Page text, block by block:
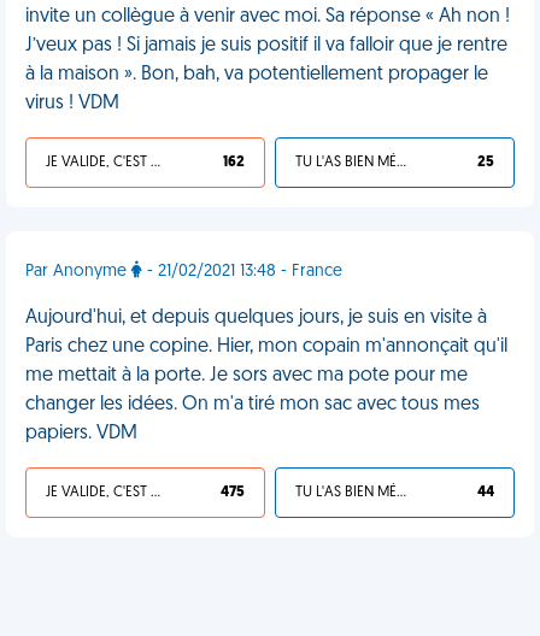
invite un collègue à venir avec moi. Sa réponse « Ah non !
J’veux pas ! Si jamais je suis positif il va falloir que je rentre
à la maison ». Bon, bah, va potentiellement propager le
virus ! VDM
JE VALIDE, C'EST UNE VDM 162 TU L'AS BIEN MÉRITÉ 25
Par Anonyme - 21/02/2021 13:48 - France
Aujourd'hui, et depuis quelques jours, je suis en visite à
Paris chez une copine. Hier, mon copain m'annonçait qu'il
me mettait à la porte. Je sors avec ma pote pour me
changer les idées. On m'a tiré mon sac avec tous mes
papiers. VDM
JE VALIDE, C'EST UNE VDM 475 TU L'AS BIEN MÉRITÉ 44